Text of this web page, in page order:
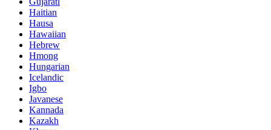
Haitian
Hausa
Hawaiian
Hebrew
Hmong
Hungarian
Icelandic
Igbo
Javanese
Kannada
Kazakh